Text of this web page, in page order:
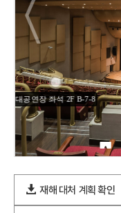
재해 대처 계획 확인